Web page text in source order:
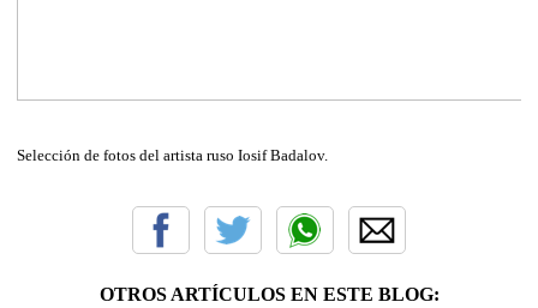
Selección de fotos del artista ruso Iosif Badalov.
OTROS ARTÍCULOS EN ESTE BLOG: